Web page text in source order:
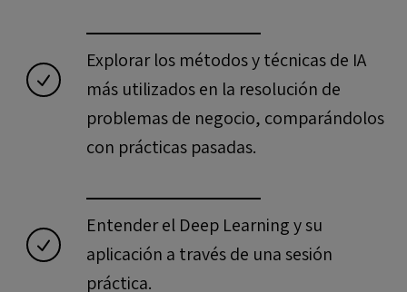
Explorar los métodos y técnicas de IA
más utilizados en la resolución de
problemas de negocio, comparándolos
con prácticas pasadas.
Entender el Deep Learning y su
aplicación a través de una sesión
práctica.